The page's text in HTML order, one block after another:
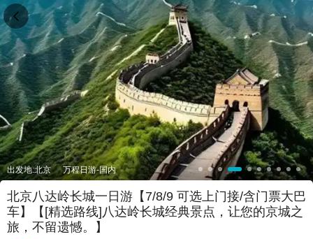
出发地:北京 万程日游-国内
北京八达岭长城一日游【7/8/9 可选上门接/含门票大巴
车】【[精选路线]八达岭长城经典景点，让您的京城之
旅，不留遗憾。】
